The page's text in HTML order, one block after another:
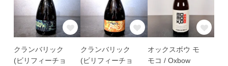
クランバリック
(ビリフィーチョ
クランバリック
(ビリフィーチョ
オックスボウ モ
モコ / Oxbow